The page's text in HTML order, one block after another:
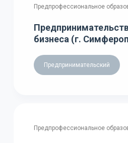
Предпрофессиональное
бизнеса (г.
Предпринимательский
Предпрофессиональное